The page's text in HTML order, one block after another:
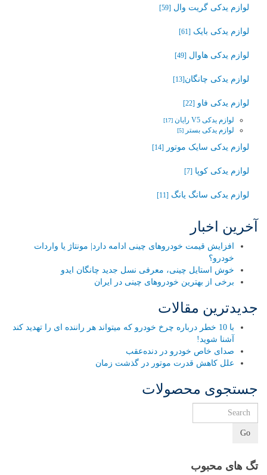
لوازم یدکی گریت وال [59]
لوازم یدکی بایک [61]
لوازم یدکی هاوال [49]
لوازم یدکی چانگان‬‎[13]
لوازم یدکی فاو [22]
لوازم یدکی V5 رایان
[17]
لوازم یدکی بستر [5]
لوازم یدکی سایک موتور [14]
لوازم یدکی کوپا [7]
لوازم یدکی سانگ یانگ [11]
آخرین اخبار
افزایش قیمت خودروهای چینی ادامه دارد| مونتاژ یا واردات
خودرو؟
خوش استایل چینی، معرفی نسل جدید چانگان ایدو
برخی از بهترین خودروهای چینی در ایران
جدیدترین مقالات
با 10 خطر درباره چرخ خودرو که میتواند هر راننده ای را تهدید کند
آشنا شوید!
صدای خاص خودرو در دنده‌عقب
علل کاهش قدرت موتور در گذشت زمان
جستجوی محصولات
Go
تگ های محبوب